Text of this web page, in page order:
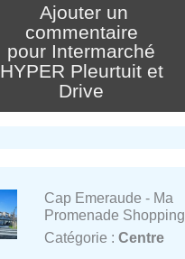
Ajouter un
commentaire
pour Intermarché
HYPER Pleurtuit et
Drive
Cap Emeraude - Ma
Promenade Shopping
Catégorie : Centre